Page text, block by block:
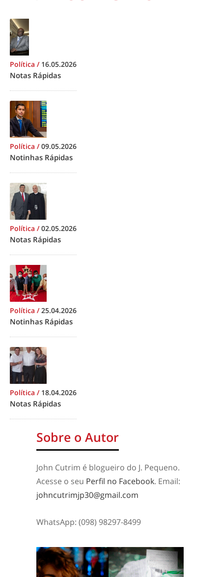
Política / 16.05.2026
Notas Rápidas
Política /09.05.2026
Notinhas Rápidas
Política /02.05.2026
Notas Rápidas
Política /25.04.2026
Notinhas Rápidas
Política / 18.04.2026
Notas Rápidas
Sobre o Autor
John Cutrim é blogueiro do J. Pequeno.
Acesse o seu Perfil no Facebook. Email:
johncutrimjp30@gmail.com
WhatsApp: (098) 98297-8499